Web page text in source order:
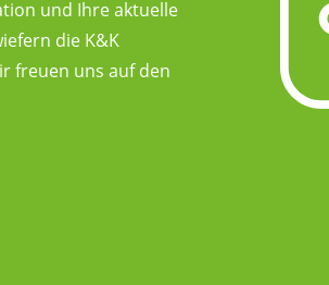
und Ihre aktuelle
die K&K
freuen uns auf den